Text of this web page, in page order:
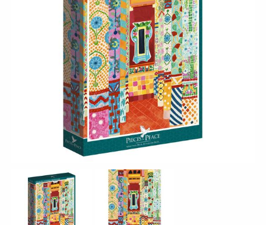
MAKE UP ACCESSOIRES
REGISTREREN
HELP
KLANTENSERVICE
AANMELDEN